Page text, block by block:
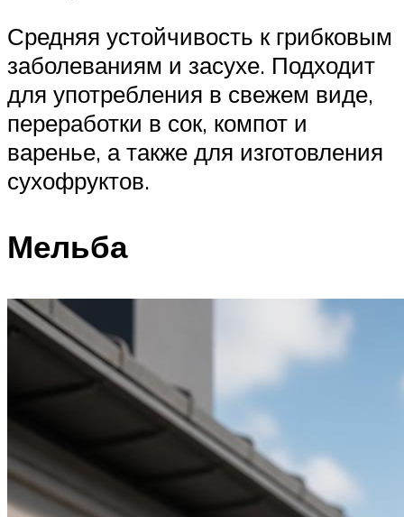
Средняя устойчивость к грибковым
заболеваниям и засухе. Подходит
для употребления в свежем виде,
переработки в сок, компот и
варенье, а также для изготовления
сухофруктов.
Мельба